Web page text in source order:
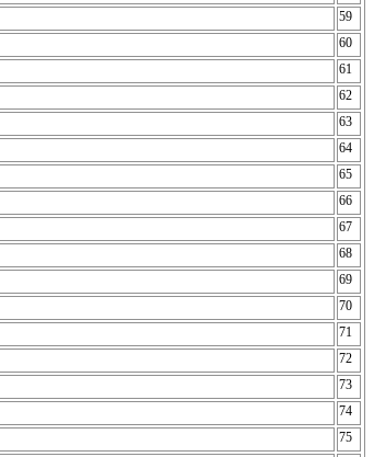
59
60
61
62
63
64
65
66
67
68
69
70
71
72
73
74
75